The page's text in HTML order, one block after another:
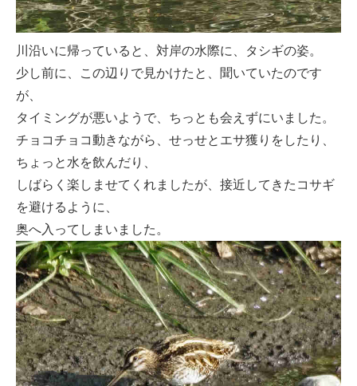
川沿いに帰っていると、対岸の水際に、タシギの姿。
少し前に、この辺りで見かけたと、聞いていたのです
が、
タイミングが悪いようで、ちっとも会えずにいました。
チョコチョコ動きながら、せっせとエサ獲りをしたり、
ちょっと水を飲んだり、
しばらく楽しませてくれましたが、接近してきたコサギ
を避けるように、
奥へ入ってしまいました。